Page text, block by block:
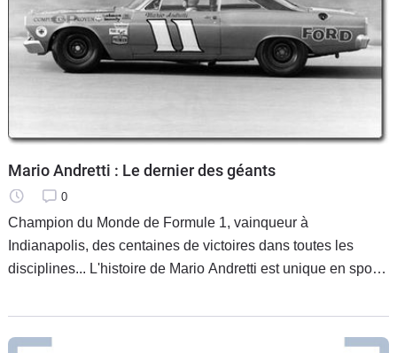
Electriques
Utilitaires
Services
Forum
Moto
Mario Andretti : Le dernier des géants
0
Champion du Monde de Formule 1, vainqueur à
Indianapolis, des centaines de victoires dans toutes les
disciplines... L'histoire de Mario Andretti est unique en sport